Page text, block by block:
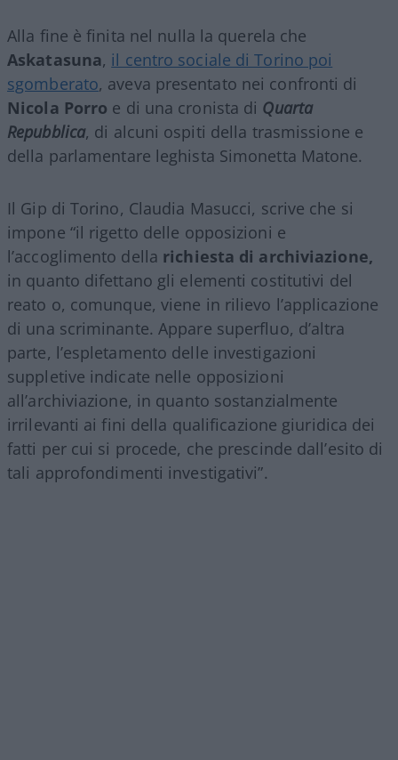
Alla fine è finita nel nulla la querela che
Askatasuna, il centro sociale di Torino poi
sgomberato, aveva presentato nei confronti di
Nicola Porro e di una cronista di Quarta
Repubblica, di alcuni ospiti della trasmissione e
della parlamentare leghista Simonetta Matone.
Il Gip di Torino, Claudia Masucci, scrive che si
impone “il rigetto delle opposizioni e
l’accoglimento della richiesta di archiviazione,
in quanto difettano gli elementi costitutivi del
reato o, comunque, viene in rilievo l’applicazione
di una scriminante. Appare superfluo, d’altra
parte, l’espletamento delle investigazioni
suppletive indicate nelle opposizioni
all’archiviazione, in quanto sostanzialmente
irrilevanti ai fini della qualificazione giuridica dei
fatti per cui si procede, che prescinde dall’esito di
tali approfondimenti investigativi”.